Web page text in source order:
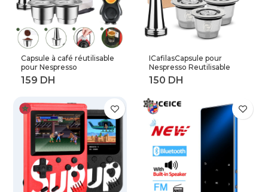
Capsule à café réutilisable
pour Nespresso
Reutilisable Inox Capsule
rechargeable Crema
rechargeable pour
expresso
ICafilasCapsule pour
Nespresso Reutilisable
Inox 2 en 1 utilisation
Capsule rechargeable
réutilisable filtre à café
rechargeable